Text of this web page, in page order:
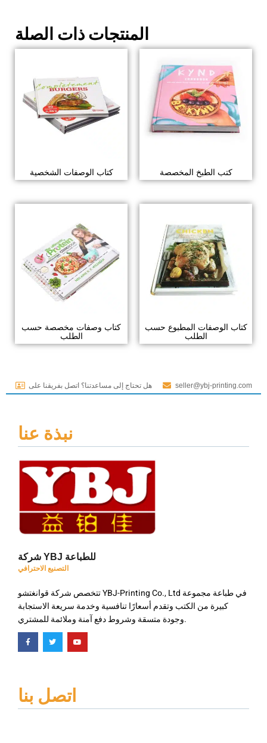
المنتجات ذات الصلة
كتاب الوصفات الشخصية كتب الطبخ المخصصة
كتاب وصفات مخصصة حسب
الطلب
كتاب الوصفات المطبوع حسب
الطلب
هل تحتاج إلى مساعدتنا؟ اتصل بفريقنا على seller@ybj-printing.com
نبذة عنا
شركة YBJ للطباعة
التصنيع الاحترافي
تتخصص شركة قوانغتشو YBJ-Printing Co., Ltd في طباعة مجموعة
كبيرة من الكتب وتقدم أسعارًا تنافسية وخدمة سريعة الاستجابة
وجودة متسقة وشروط دفع آمنة وملائمة للمشتري.
اتصل بنا